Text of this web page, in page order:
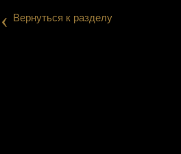
‹ Вернуться к разделу